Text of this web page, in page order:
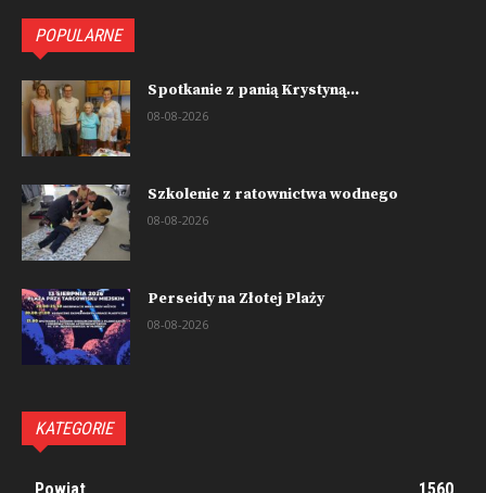
POPULARNE
Spotkanie z panią Krystyną...
08-08-2026
Szkolenie z ratownictwa wodnego
08-08-2026
Perseidy na Złotej Plaży
08-08-2026
KATEGORIE